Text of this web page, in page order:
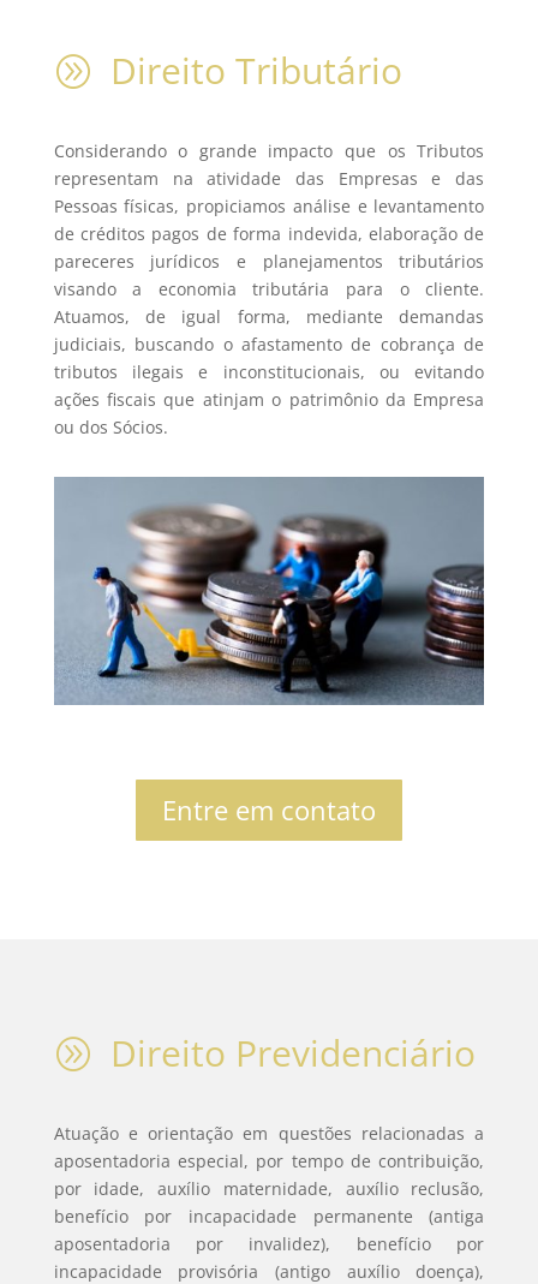
A Direito Tributário
Considerando o grande impacto que os Tributos
representam na atividade das Empresas e das
Pessoas físicas, propiciamos análise e levantamento
de créditos pagos de forma indevida, elaboração de
pareceres jurídicos e planejamentos tributários
visando a economia tributária para o cliente.
Atuamos, de igual forma, mediante demandas
judiciais, buscando o afastamento de cobrança de
tributos ilegais e inconstitucionais, ou evitando
ações fiscais que atinjam o patrimônio da Empresa
ou dos Sócios.
Entre em contato
A Direito Previdenciário
Atuação e orientação em questões relacionadas a
aposentadoria especial, por tempo de contribuição,
por idade, auxílio maternidade, auxílio reclusão,
benefício por incapacidade permanente (antiga
aposentadoria por invalidez), benefício por
incapacidade provisória (antigo auxílio doença),